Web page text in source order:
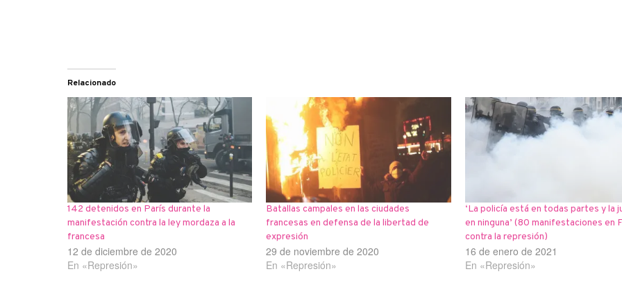
Relacionado
142 detenidos en París durante la
manifestación contra la ley mordaza a la
francesa
12 de diciembre de 2020
En «Represión»
Batallas campales en las ciudades
francesas en defensa de la libertad de
expresión
29 de noviembre de 2020
En «Represión»
‘La policía está en todas partes y la
en ninguna’ (80 manifestaciones en
contra la represión)
16 de enero de 2021
En «Represión»